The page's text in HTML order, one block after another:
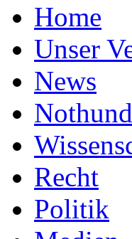
Home
Unser
News
Recht
Politik